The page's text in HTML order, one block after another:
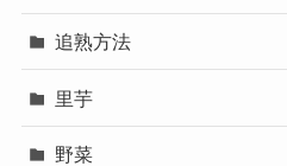
追熟方法
里芋
野菜